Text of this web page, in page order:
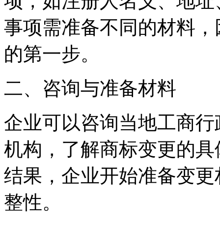
事项需准备不同的材料
的第一步。
二、咨询与准备材料
企业可以咨询当地工商
机构，了解商标变更的
结果，企业开始准备变
整性。